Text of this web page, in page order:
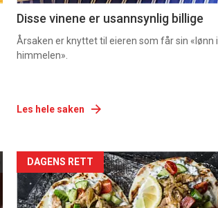
Disse vinene er usannsynlig billige
Årsaken er knyttet til eieren som får sin «lønn i
himmelen».
Les hele saken
Forsiden
akkurat
DAGENS RETT